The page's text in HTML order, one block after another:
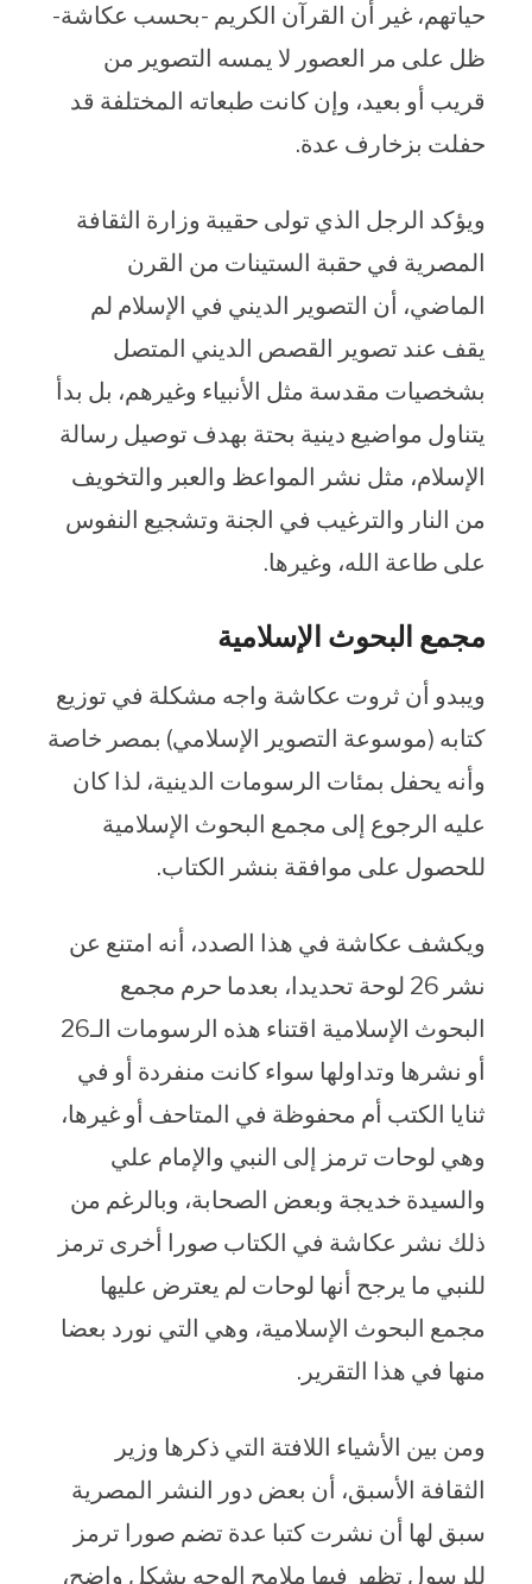
حياتهم، غير أن القرآن الكريم -بحسب عكاشة-
ظل على مر العصور لا يمسه التصوير من
قريب أو بعيد، وإن كانت طبعاته المختلفة قد
حفلت بزخارف عدة.
ويؤكد الرجل الذي تولى حقيبة وزارة الثقافة
المصرية في حقبة الستينات من القرن
الماضي، أن التصوير الديني في الإسلام لم
يقف عند تصوير القصص الديني المتصل
بشخصيات مقدسة مثل الأنبياء وغيرهم، بل بدأ
يتناول مواضيع دينية بحتة بهدف توصيل رسالة
الإسلام، مثل نشر المواعظ والعبر والتخويف
من النار والترغيب في الجنة وتشجيع النفوس
على طاعة الله، وغيرها.
مجمع البحوث الإسلامية
ويبدو أن ثروت عكاشة واجه مشكلة في توزيع
كتابه (موسوعة التصوير الإسلامي) بمصر خاصة
وأنه يحفل بمئات الرسومات الدينية، لذا كان
عليه الرجوع إلى مجمع البحوث الإسلامية
للحصول على موافقة بنشر الكتاب.
ويكشف عكاشة في هذا الصدد، أنه امتنع عن
نشر 26 لوحة تحديدا، بعدما حرم مجمع
البحوث الإسلامية اقتناء هذه الرسومات الـ26
أو نشرها وتداولها سواء كانت منفردة أو في
ثنايا الكتب أم محفوظة في المتاحف أو غيرها،
وهي لوحات ترمز إلى النبي والإمام علي
والسيدة خديجة وبعض الصحابة، وبالرغم من
ذلك نشر عكاشة في الكتاب صورا أخرى ترمز
للنبي ما يرجح أنها لوحات لم يعترض عليها
مجمع البحوث الإسلامية، وهي التي نورد بعضا
منها في هذا التقرير.
ومن بين الأشياء اللافتة التي ذكرها وزير
الثقافة الأسبق، أن بعض دور النشر المصرية
سبق لها أن نشرت كتبا عدة تضم صورا ترمز
للرسول تظهر فيها ملامح الوجه بشكل واضح،